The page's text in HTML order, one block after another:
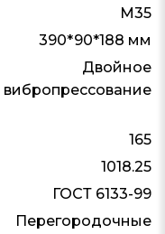
М35
390*90*188 мм
Двойное
вибропрессование
165
1018.25
ГОСТ 6133-99
Перегородочные